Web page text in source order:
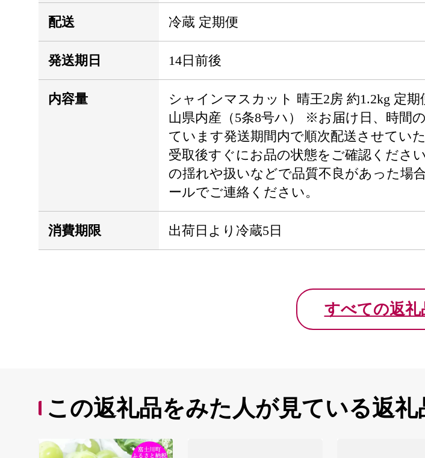
配送 冷蔵 定期便
発送期日 14日前後
内容量
シャインマスカット 晴王2房 約1.2kg 定
山県内産（5条8号ハ） ※お届け日、時間
ています発送期間内で順次配送させてい
受取後すぐにお品の状態をご確認くださ
の揺れや扱いなどで品質不良があった場
ールでご連絡ください。
消費期限 出荷日より冷蔵5日
すべての返礼
この返礼品をみた人が見ている返礼